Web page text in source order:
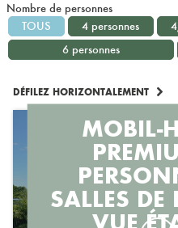
Nombre de personnes
TOUS
4 personnes
6 personnes
DÉFILEZ HORIZONTALEMENT
MOBIL-
SALLES
VUE